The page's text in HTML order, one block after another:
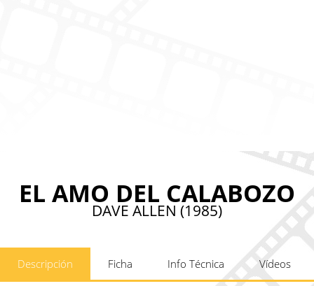
EL AMO DEL CALABOZO
DAVE ALLEN (1985)
Descripción Ficha Info Técnica Vídeos